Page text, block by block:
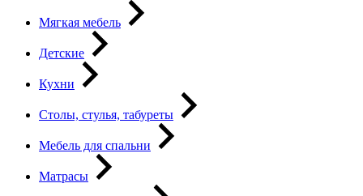
Мягкая мебель
Детские
Кухни
Столы, стулья, табуреты
Мебель для спальни
Матрасы